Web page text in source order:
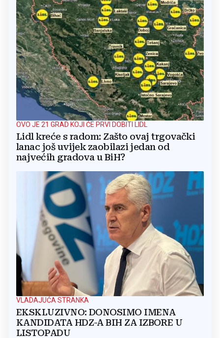
OVO JE 21 GRAD KOJI ĆE PRVI DOBITI LIDL
Lidl kreće s radom: Zašto ovaj trgovački
lanac još uvijek zaobilazi jedan od
najvećih gradova u BiH?
VLADAJUĆA STRANKA
EKSKLUZIVNO: DONOSIMO IMENA
KANDIDATA HDZ-A BIH ZA IZBORE U
LISTOPADU